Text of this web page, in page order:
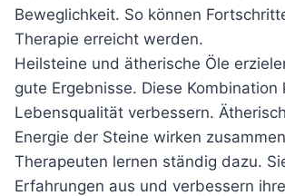
Beweglichkeit. So können
Therapie erreicht werden.
Heilsteine und ätherische Öle
gute Ergebnisse. Diese Kombination
Lebensqualität verbessern.
Energie der Steine wirken
Therapeuten lernen ständig dazu.
Erfahrungen aus und verbessern